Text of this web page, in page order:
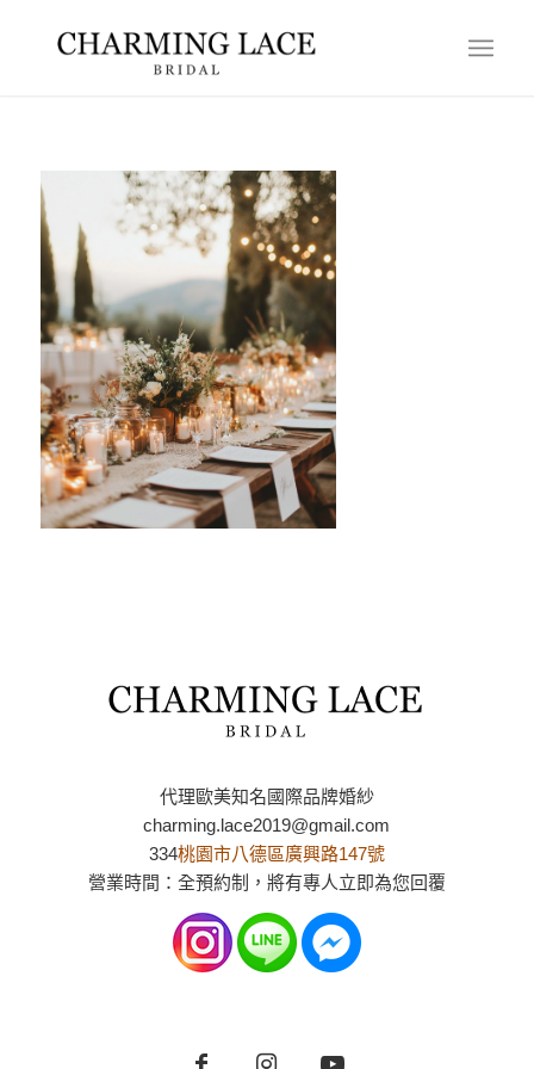
代理歐美知名國際品牌婚紗
charming.lace2019@gmail.com
334桃園市八德區廣興路147號
營業時間：全預約制，將有專人立即為您回覆